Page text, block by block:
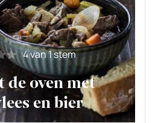
4van 1 stem
de oven met
en bier